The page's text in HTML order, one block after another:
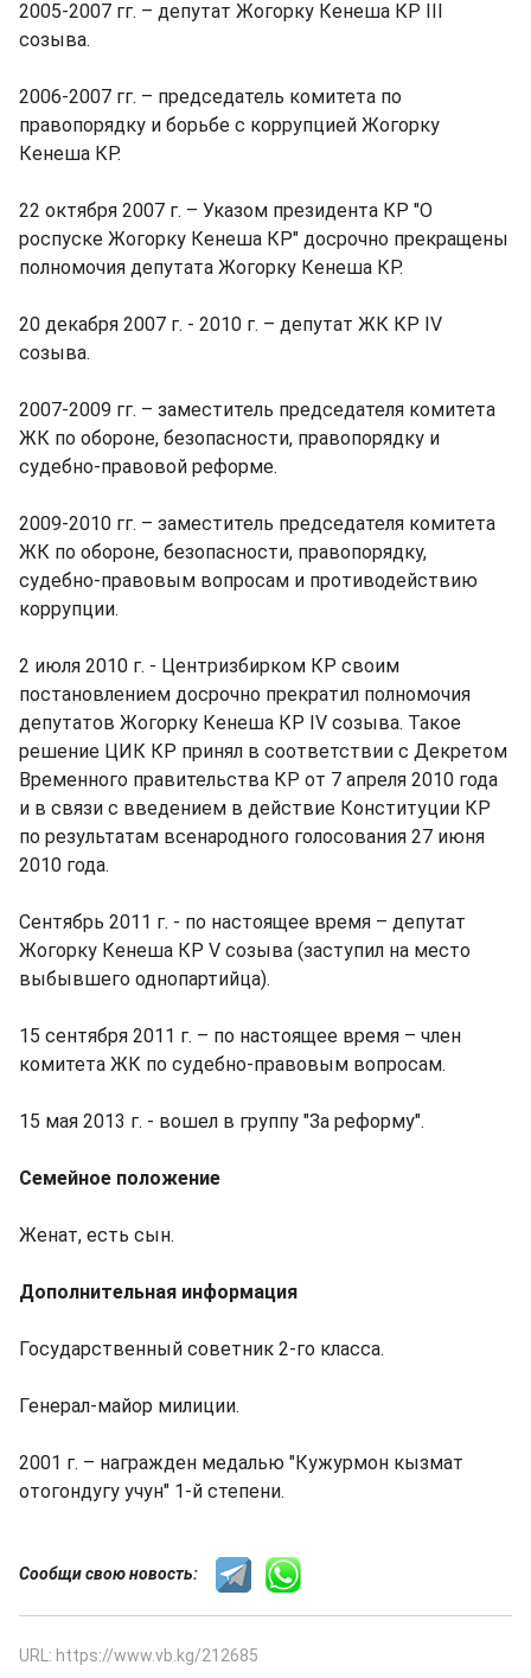
2005-2007 гг. – депутат Жогорку Кенеша КР III
созыва.
2006-2007 гг. – председатель комитета по
правопорядку и борьбе с коррупцией Жогорку
Кенеша КР.
22 октября 2007 г. – Указом президента КР "О
роспуске Жогорку Кенеша КР" досрочно прекращены
полномочия депутата Жогорку Кенеша КР.
20 декабря 2007 г. - 2010 г. – депутат ЖК КР IV
созыва.
2007-2009 гг. – заместитель председателя комитета
ЖК по обороне, безопасности, правопорядку и
судебно-правовой реформе.
2009-2010 гг. – заместитель председателя комитета
ЖК по обороне, безопасности, правопорядку,
судебно-правовым вопросам и противодействию
коррупции.
2 июля 2010 г. - Центризбирком КР своим
постановлением досрочно прекратил полномочия
депутатов Жогорку Кенеша КР IV созыва. Такое
решение ЦИК КР принял в соответствии с Декретом
Временного правительства КР от 7 апреля 2010 года
и в связи с введением в действие Конституции КР
по результатам всенародного голосования 27 июня
2010 года.
Сентябрь 2011 г. - по настоящее время – депутат
Жогорку Кенеша КР V созыва (заступил на место
выбывшего однопартийца).
15 сентября 2011 г. – по настоящее время – член
комитета ЖК по судебно-правовым вопросам.
15 мая 2013 г. - вошел в группу "За реформу".
Семейное положение
Женат, есть сын.
Дополнительная информация
Государственный советник 2-го класса.
Генерал-майор милиции.
2001 г. – награжден медалью "Кужурмон кызмат
отогондугу учун" 1-й степени.
Сообщи свою новость:
URL: https://www.vb.kg/212685